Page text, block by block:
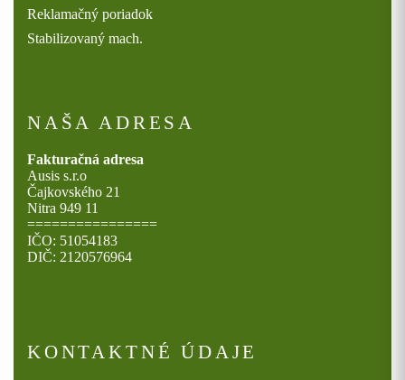
Reklamačný poriadok
Stabilizovaný mach.
NAŠA ADRESA
Fakturačná adresa
Ausis s.r.o
Čajkovského 21
Nitra 949 11
================
IČO: 51054183
DIČ: 2120576964
KONTAKTNÉ ÚDAJE